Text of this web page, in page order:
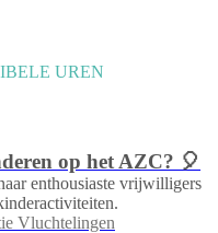
UREN
op het AZC? 🎈
enthousiaste vrijwilligers
Vluchtelingen